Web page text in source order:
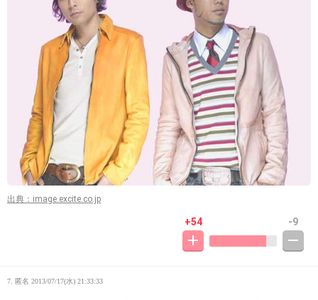
出典：image.excite.co.jp
+54 -9
7. 匿名 2013/07/17(水) 21:33:33